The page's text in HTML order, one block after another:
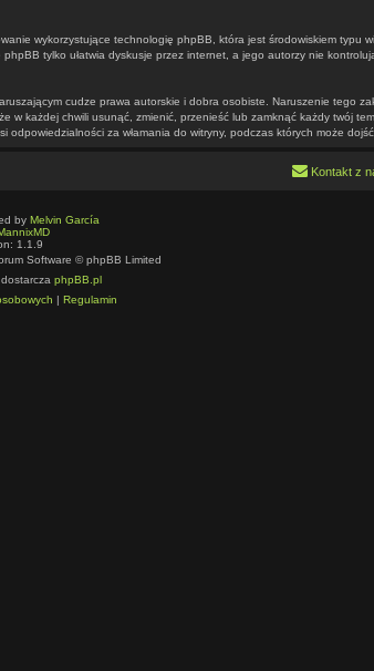
wykorzystujące technologię phpBB, która jest środowiskiem typu
phpBB tylko ułatwia dyskusje przez internet, a jego autorzy nie
cudze prawa autorskie i dobra osobiste. Naruszenie tego
każdej chwili usunąć, zmienić, przenieść lub zamknąć każdy twój
za włamania do witryny, podczas których może
Kontakt z
by Melvin García
1.1.9
Software © phpBB Limited
phpBB.pl
| Regulamin